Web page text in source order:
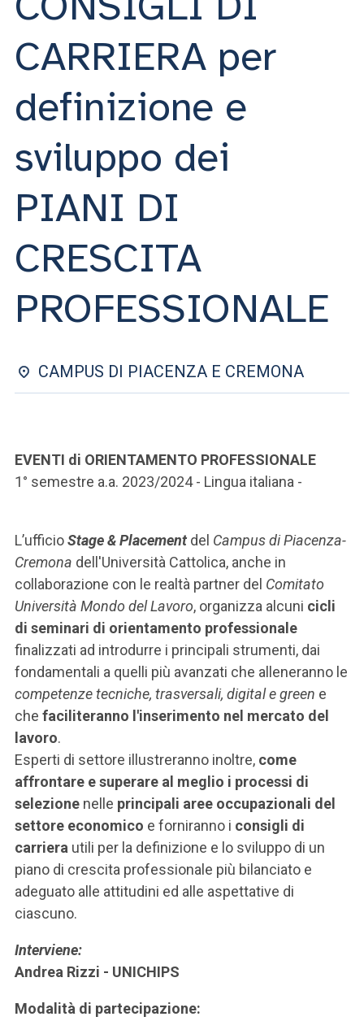
SEI UN DOCENTE O UN MEMBRO DELLO STAFF
CARRIERA per
definizione e
sviluppo dei
PIANI DI
CRESCITA
PROFESSIONALE
CAMPUS DI PIACENZA E CREMONA
EVENTI di ORIENTAMENTO PROFESSIONALE
1° semestre a.a. 2023/2024 - Lingua italiana -
L’ufficioStage & Placementdel Campus di Piacenza-
Cremona dell'Università Cattolica, anche in
collaborazione con le realtà partner del Comitato
Università Mondo del Lavoro, organizza alcuni cicli
di seminari di orientamento professionale
finalizzati ad introdurre i principali strumenti, dai
fondamentali a quelli più avanzati che alleneranno le
competenze tecniche, trasversali, digital e green e
che faciliteranno l'inserimento nel mercato del
lavoro.
Esperti di settore illustreranno inoltre, come
affrontare e superare al meglio i processi di
selezione nelle principali aree occupazionali del
settore economico e forniranno i consigli di
carriera utili per la definizione e lo sviluppo di un
piano di crescita professionale più bilanciato e
adeguato alle attitudini ed alle aspettative di
ciascuno.
Interviene:
Andrea Rizzi - UNICHIPS
Modalità di partecipazione: